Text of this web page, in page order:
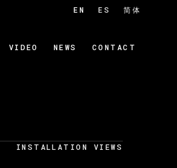
VIDEO NEWS CONTACT
EN ES 简体
INSTALLATION VIEWS